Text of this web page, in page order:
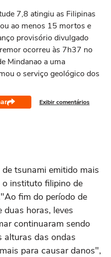
7,8 atingiu as Filipinas
ao menos 15 mortos e
provisório divulgado
ocorreu às 7h37 no
Mindanao a uma
o serviço geológico dos
Exibir comentários
tsunami emitido mais
instituto filipino de
fim do período de
horas, leves
continuaram sendo
alturas das ondas
para causar danos",